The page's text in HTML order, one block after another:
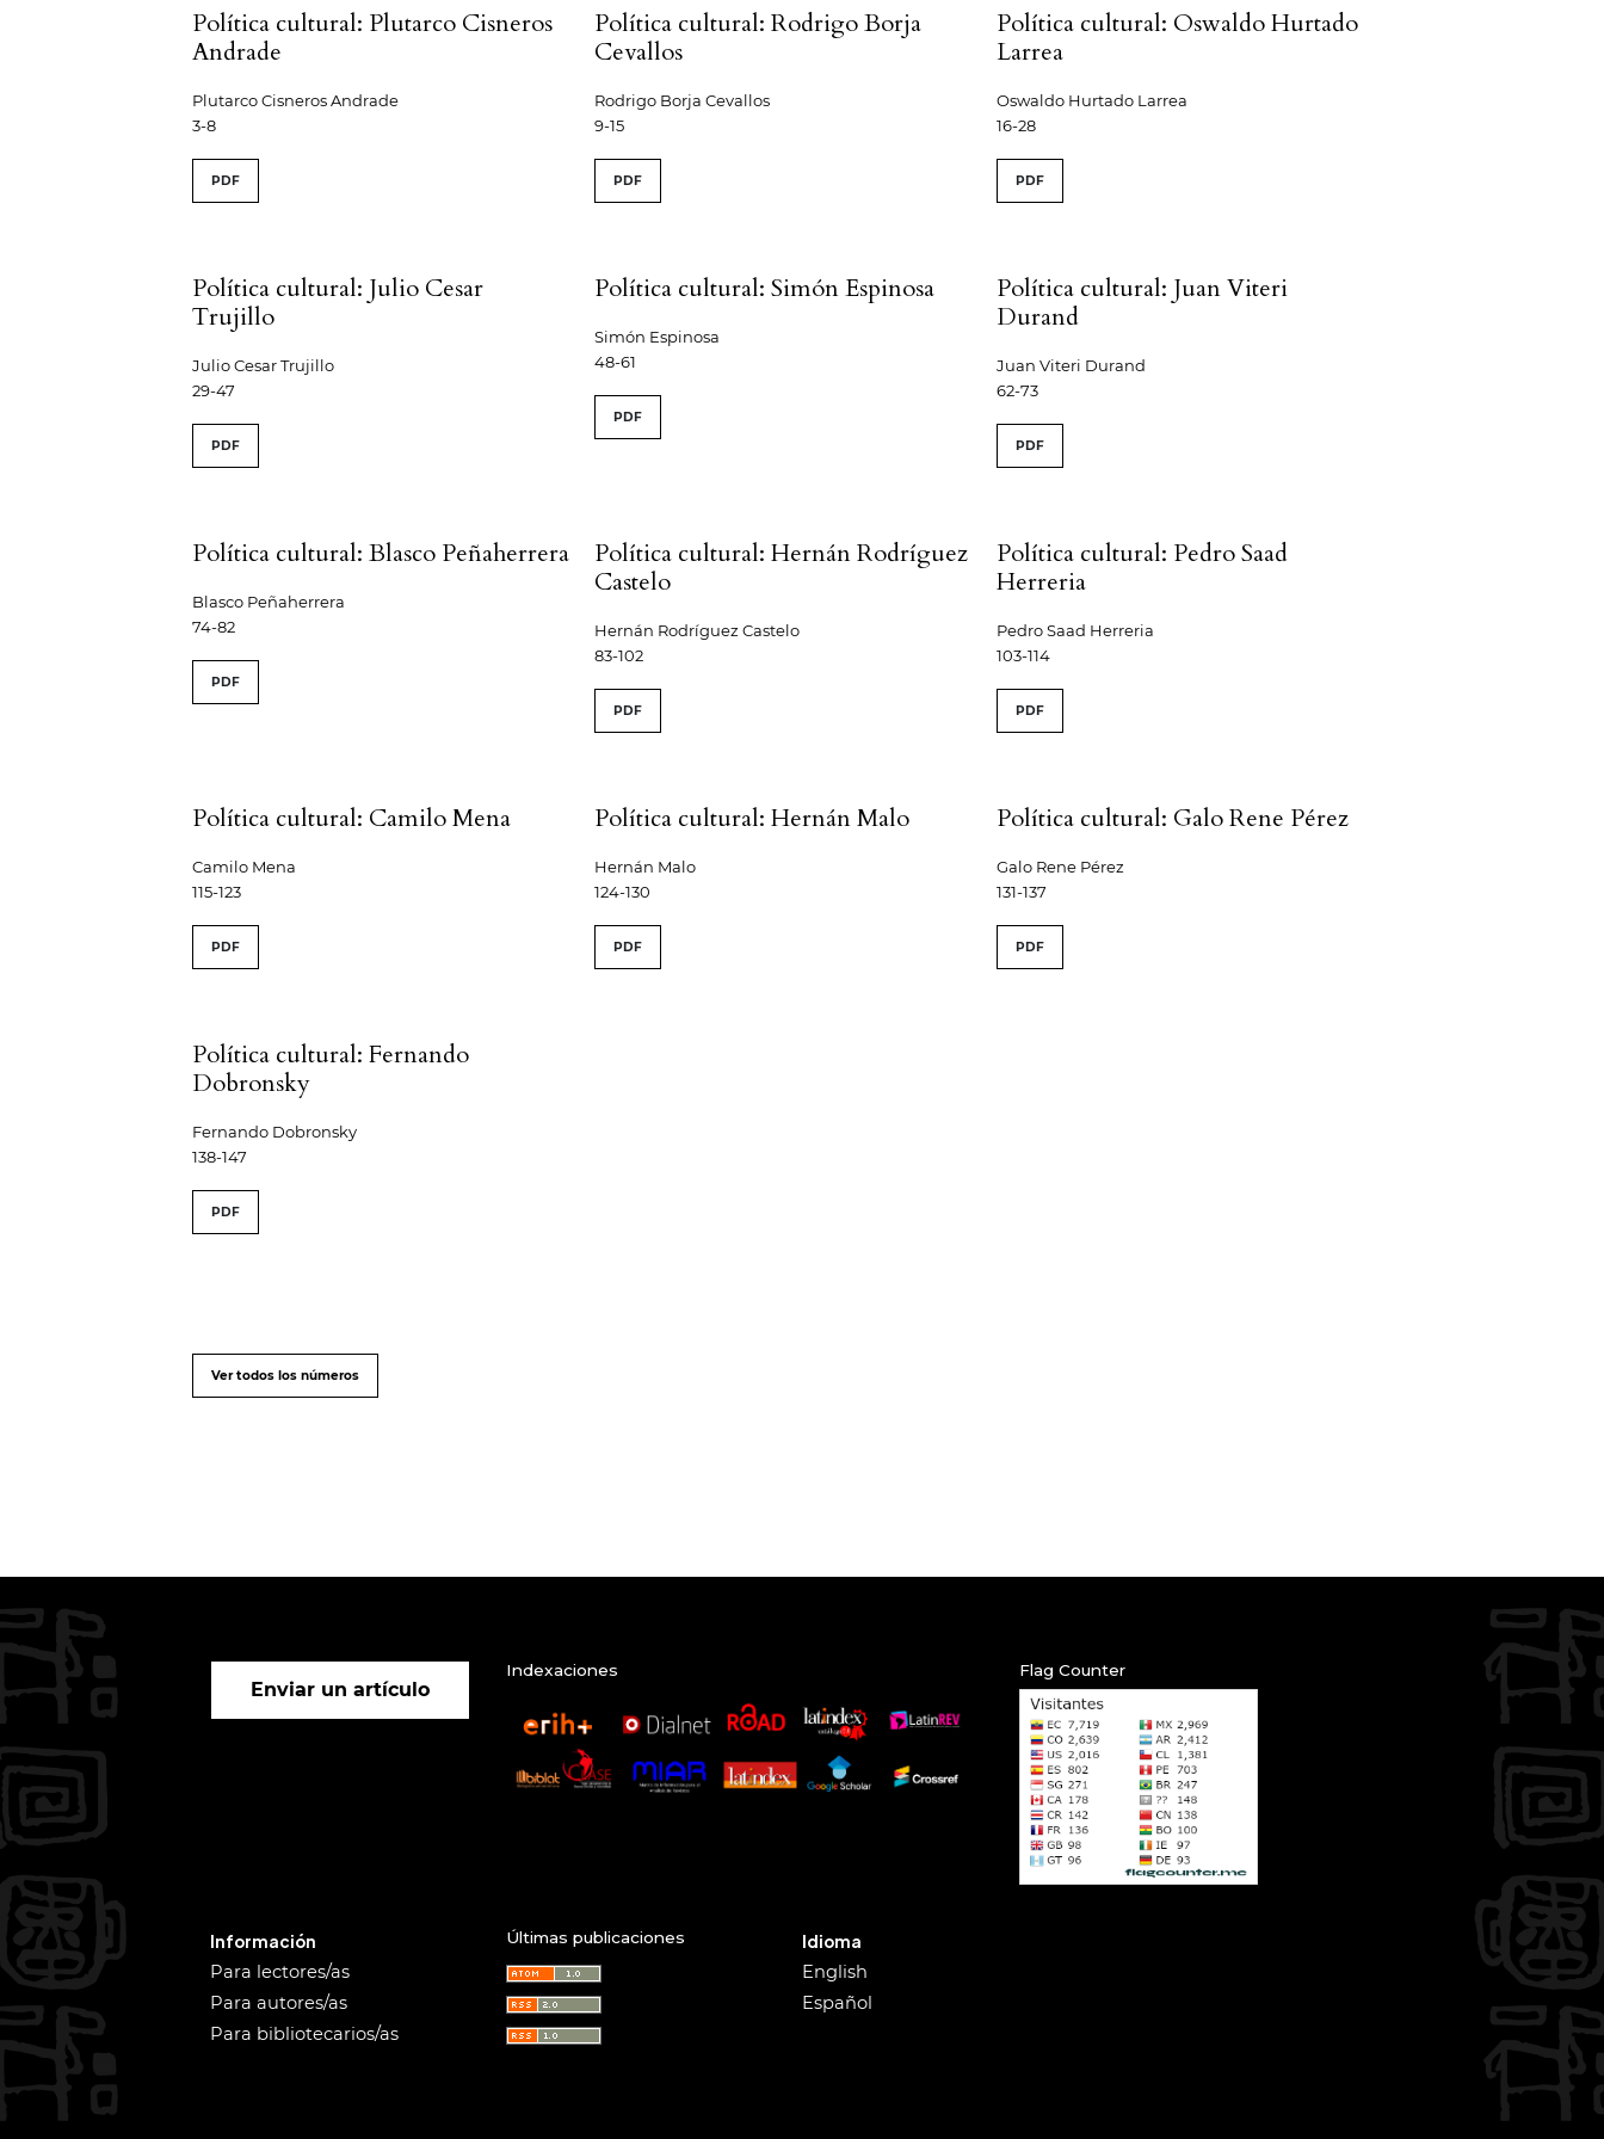
Política cultural: Plutarco Cisneros
Andrade
Plutarco Cisneros Andrade
3-8
PDF
Política cultural: Rodrigo Borja
Cevallos
Rodrigo Borja Cevallos
9-15
PDF
Política cultural: Oswaldo Hurtado
Larrea
Oswaldo Hurtado Larrea
16-28
PDF
Política cultural: Julio Cesar
Trujillo
Julio Cesar Trujillo
29-47
PDF
Política cultural: Simón Espinosa
Simón Espinosa
48-61
PDF
Política cultural: Juan Viteri
Durand
Juan Viteri Durand
62-73
PDF
Política cultural: Blasco Peñaherrera
Blasco Peñaherrera
74-82
PDF
Política cultural: Hernán Rodríguez
Castelo
Hernán Rodríguez Castelo
83-102
PDF
Política cultural: Pedro Saad
Herreria
Pedro Saad Herreria
103-114
PDF
Política cultural: Camilo Mena
Camilo Mena
115-123
PDF
Política cultural: Hernán Malo
Hernán Malo
124-130
PDF
Política cultural: Galo Rene Pérez
Galo Rene Pérez
131-137
PDF
Política cultural: Fernando
Dobronsky
Fernando Dobronsky
138-147
PDF
Ver todos los números
Enviar un artículo
Indexaciones Flag Counter
Información
Para lectores/as
Para autores/as
Para bibliotecarios/as
Últimas publicaciones Idioma
English
Español